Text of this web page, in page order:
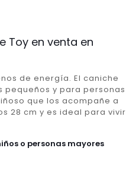
Toy en venta en
de energía. El caniche
y para personas
que los acompañe a
28 cm y es ideal para vivir
o personas mayores